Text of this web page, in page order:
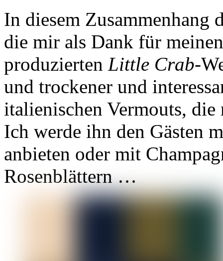
In diesem Zusammenhang
die mir als Dank für
produzierten Little Crab-
und trockener und
italienischen Vermouts,
Ich werde ihn den Gästen
anbieten oder mit
Rosenblättern …